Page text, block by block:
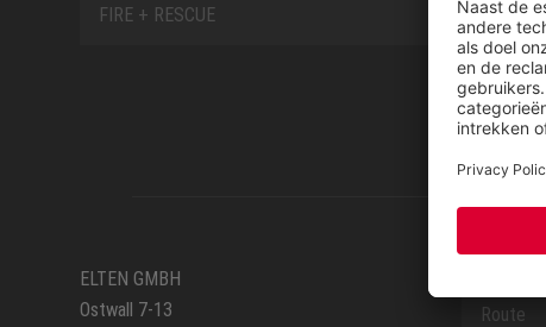
FIRE + RESCUE
ELTEN GMBH
Ostwall 7-13
SERVICE
Route